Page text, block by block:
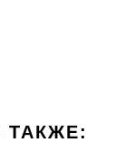
ТАКЖЕ: